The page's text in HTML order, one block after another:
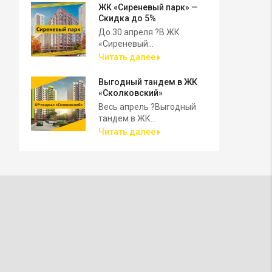
ЖК «Сиреневый парк» —
Скидка до 5%
До 30 апреля ?В ЖК
«Сиреневый...
Читать далее
Выгодный тандем в ЖК
«Сколковский»
Весь апрель ?Выгодный
тандем в ЖК...
Читать далее